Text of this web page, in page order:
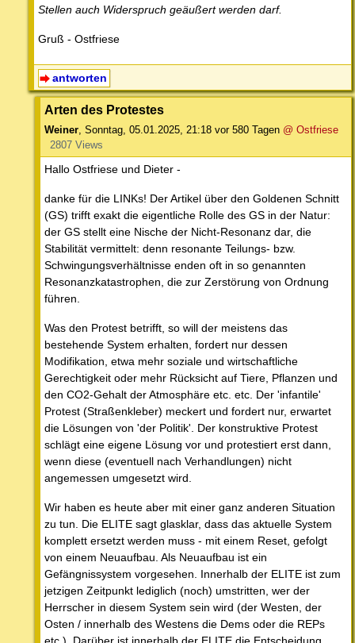
Stellen auch Widerspruch geäußert werden darf.
Gruß - Ostfriese
antworten
Arten des Protestes
Weiner Sonntag, 05.01.2025, 21:18 vor 580 Tagen @ Ostfriese
2807 Views
Hallo Ostfriese und Dieter -
danke für die LINKs! Der Artikel über den Goldenen Schnitt
(GS) trifft exakt die eigentliche Rolle des GS in der Natur:
der GS stellt eine Nische der Nicht-Resonanz dar, die
Stabilität vermittelt: denn resonante Teilungs- bzw.
Schwingungsverhältnisse enden oft in so genannten
Resonanzkatastrophen, die zur Zerstörung von Ordnung
führen.
Was den Protest betrifft, so will der meistens das
bestehende System erhalten, fordert nur dessen
Modifikation, etwa mehr soziale und wirtschaftliche
Gerechtigkeit oder mehr Rücksicht auf Tiere, Pflanzen und
den CO2-Gehalt der Atmosphäre etc. etc. Der 'infantile'
Protest (Straßenkleber) meckert und fordert nur, erwartet
die Lösungen von 'der Politik'. Der konstruktive Protest
schlägt eine eigene Lösung vor und protestiert erst dann,
wenn diese (eventuell nach Verhandlungen) nicht
angemessen umgesetzt wird.
Wir haben es heute aber mit einer ganz anderen Situation
zu tun. Die ELITE sagt glasklar, dass das aktuelle System
komplett ersetzt werden muss - mit einem Reset, gefolgt
von einem Neuaufbau. Als Neuaufbau ist ein
Gefängnissystem vorgesehen. Innerhalb der ELITE ist zum
jetzigen Zeitpunkt lediglich (noch) umstritten, wer der
Herrscher in diesem System sein wird (der Westen, der
Osten / innerhalb des Westens die Dems oder die REPs
etc.). Darüber ist innerhalb der ELITE die Entscheidung